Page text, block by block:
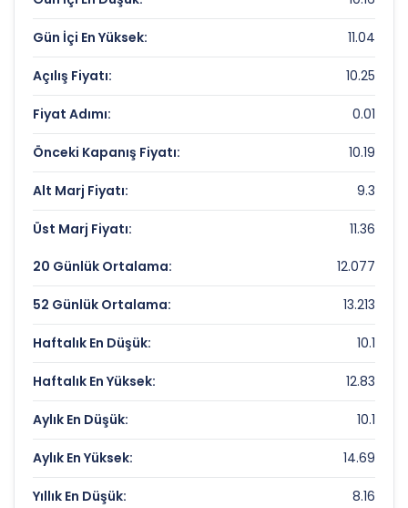
Fiyat/Kazanç (F/K):
51.39
Piyasa Değeri/Defter Değeri (PD/DD):
2.03
TATLIPINAR ENERJI URETIM Rekorlar ve
Önemli Seviyeler
Bugün Gördüğü En Yüksek Fiyat:
Son 1 Yılın Zirvesi:
23.8875 TL
Son 1 Yılın Dibi:
8.16 TL
Gün İçi En Yüksek: 11.04
Açılış Fiyatı: 10.25
Fiyat Adımı: 0.01
Önceki Kapanış Fiyatı: 10.19
Alt Marj Fiyatı: 9.3
Üst Marj Fiyatı: 11.36
20 Günlük Ortalama: 12.077
52 Günlük Ortalama: 13.213
Haftalık En Düşük: 10.1
Haftalık En Yüksek: 12.83
Aylık En Düşük: 10.1
Aylık En Yüksek: 14.69
Yıllık En Düşük: 8.16